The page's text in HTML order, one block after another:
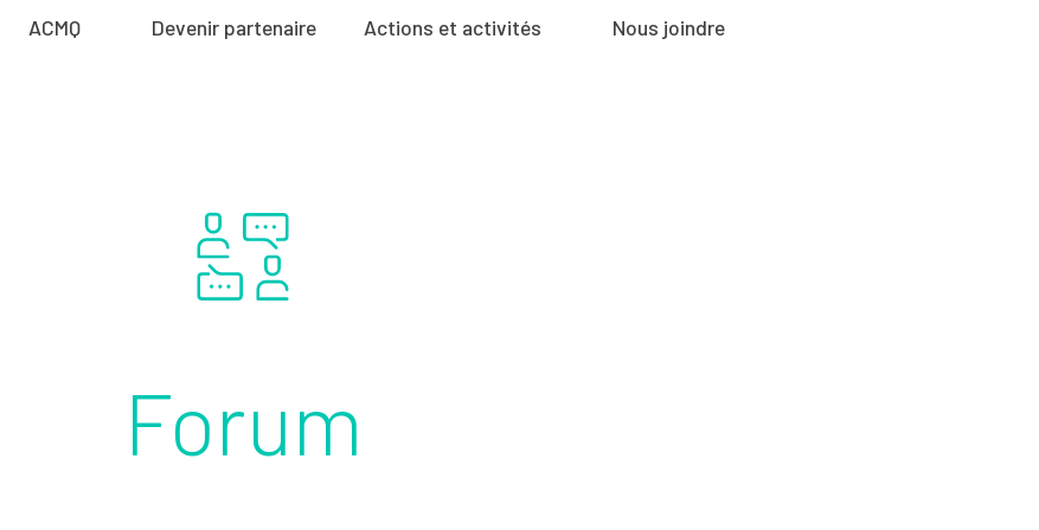
ACMQ Devenir partenaire Actions et activités Nous joindre
Forum